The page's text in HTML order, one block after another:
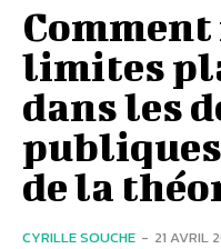
limites
dans les
de la
CYRILLE SOUCHE - 21 AVRIL